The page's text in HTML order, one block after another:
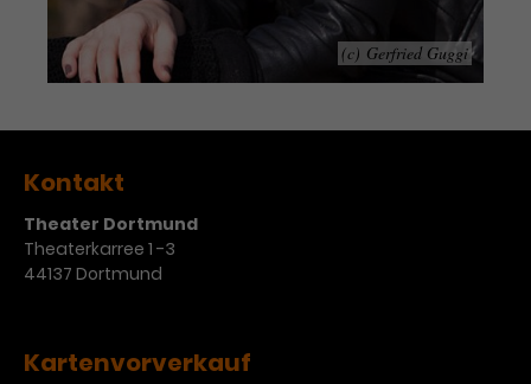
verschiedene Websites hinweg.
(c) Gerfried Guggi
Kontakt
Theater Dortmund
Theaterkarree 1 -3
44137 Dortmund
Kartenvorverkauf